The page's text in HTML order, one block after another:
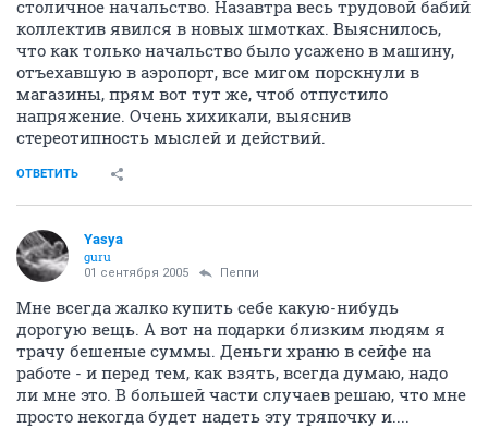
столичное начальство. Назавтра весь трудовой бабий
коллектив явился в новых шмотках. Выяснилось,
что как только начальство было усажено в машину,
отъехавшую в аэропорт, все мигом порскнули в
магазины, прям вот тут же, чтоб отпустило
напряжение. Очень хихикали, выяснив
стереотипность мыслей и действий.
ОТВЕТИТЬ
Yasya
guru
01 сентября 2005 Пеппи
Мне всегда жалко купить себе какую-нибудь
дорогую вещь. А вот на подарки близким людям я
трачу бешеные суммы. Деньги храню в сейфе на
работе - и перед тем, как взять, всегда думаю, надо
ли мне это. В большей части случаев решаю, что мне
просто некогда будет надеть эту тряпочку и....